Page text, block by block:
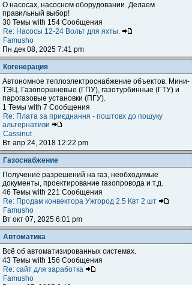
О насосах, насосном оборудовании. Делаем
правильный выбор!
30 Темы with 154 Сообщения
Re: Насосы 12-24 Вольт для яхты.
Famusho
Пн дек 08, 2025 7:41 pm
Когенерация
Автономное теплоэлектроснабжение объектов. Мини-
ТЭЦ. Газопоршневые (ГПУ), газотурбинные (ГТУ) и
парогазовые установки (ПГУ).
1 Темы with 7 Сообщения
Re: Плата за приєднання - поштовх до пошуку
альтернативи
Cassinut
Вт апр 24, 2018 12:22 pm
Газоснабжение
Получение разрешений на газ, необходимые
документы, проектирование газопровода и т.д.
46 Темы with 221 Сообщения
Re: Продам конвектора Ужгород 2.5 Квт 2 шт
Famusho
Вт окт 07, 2025 6:01 pm
Автоматика
Всё об автоматизированных системах.
43 Темы with 156 Сообщения
Re: сайт для заработка
Famusho